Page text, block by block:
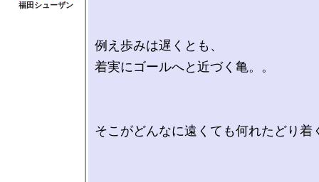
例え歩みは遅くとも、
着実にゴールへと近づく亀。。
そこがどんなに遠くても何れたどり着